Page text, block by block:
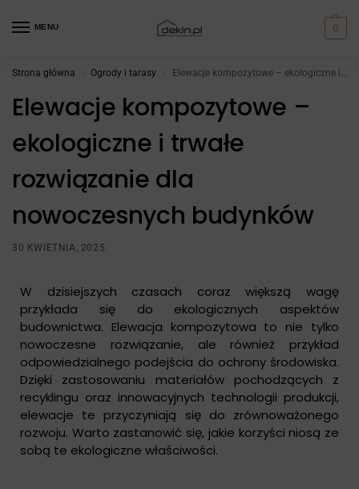
MENU 0
Strona główna Ogrody i tarasy Elewacje kompozytowe – ekologiczne i trwałe rozwiązanie dla nowoczesnych budynków
Elewacje kompozytowe –
ekologiczne i trwałe
rozwiązanie dla
nowoczesnych budynków
30 KWIETNIA, 2025
W dzisiejszych czasach coraz większą wagę
przykłada się do ekologicznych aspektów
budownictwa. Elewacja kompozytowa to nie tylko
nowoczesne rozwiązanie, ale również przykład
odpowiedzialnego podejścia do ochrony środowiska.
Dzięki zastosowaniu materiałów pochodzących z
recyklingu oraz innowacyjnych technologii produkcji,
elewacje te przyczyniają się do zrównoważonego
rozwoju. Warto zastanowić się, jakie korzyści niosą ze
sobą te ekologiczne właściwości.